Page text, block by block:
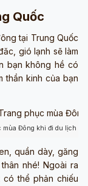
Quốc
tại Trung Quốc
gió lạnh sẽ làm
bạn không hề có
thần kinh của bạn
mùa Đông khi đi du lịch
quần dày, găng
nhé! Ngoài ra
thể phản chiếu